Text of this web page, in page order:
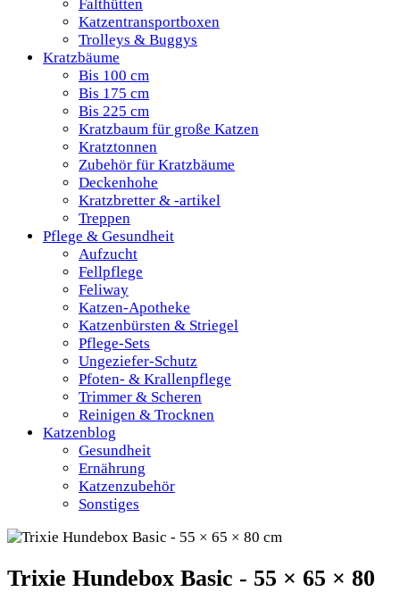
Falthütten
Katzentransportboxen
Trolleys & Buggys
Kratzbäume
Bis 100 cm
Bis 175 cm
Bis 225 cm
Kratzbaum für große Katzen
Kratztonnen
Zubehör für Kratzbäume
Deckenhohe
Kratzbretter & -artikel
Treppen
Pflege & Gesundheit
Aufzucht
Fellpflege
Feliway
Katzen-Apotheke
Katzenbürsten & Striegel
Pflege-Sets
Ungeziefer-Schutz
Pfoten- & Krallenpflege
Trimmer & Scheren
Reinigen & Trocknen
Katzenblog
Gesundheit
Ernährung
Katzenzubehör
Sonstiges
Trixie Hundebox Basic - 55 × 65 × 80